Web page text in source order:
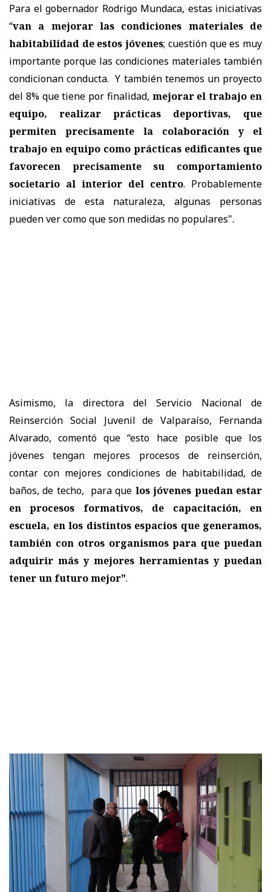
Para el gobernador Rodrigo Mundaca, estas iniciativas
“van a mejorar las condiciones materiales de
habitabilidad de estos jóvenes; cuestión que es muy
importante porque las condiciones materiales también
condicionan conducta. Y también tenemos un proyecto
del 8% que tiene por finalidad, mejorar el trabajo en
equipo, realizar prácticas deportivas, que
permiten precisamente la colaboración y el
trabajo en equipo como prácticas edificantes que
favorecen precisamente su comportamiento
societario al interior del centro. Probablemente
iniciativas de esta naturaleza, algunas personas
pueden ver como que son medidas no populares".
Asimismo, la directora del Servicio Nacional de
Reinserción Social Juvenil de Valparaíso, Fernanda
Alvarado, comentó que “esto hace posible que los
jóvenes tengan mejores procesos de reinserción,
contar con mejores condiciones de habitabilidad, de
baños, de techo, para que los jóvenes puedan estar
en procesos formativos, de capacitación, en
escuela, en los distintos espacios que generamos,
también con otros organismos para que puedan
adquirir más y mejores herramientas y puedan
tener un futuro mejor".